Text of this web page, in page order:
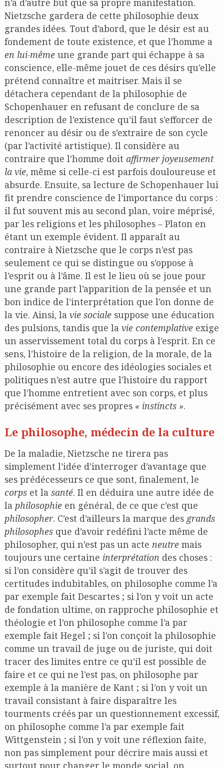
Nietzsche gardera de cette philosophie deux
grandes idées. Tout d’abord, que le désir est au
fondement de toute existence, et que l’homme a
en lui-mêmeune grande part qui échappe à sa
conscience, elle-même jouet de ces désirs qu’elle
prétend connaître et maitriser. Mais il se
détachera cependant de la philosophie de
Schopenhauer en refusant de conclure de sa
description de l’existence qu’il faut s’efforcer de
renoncer au désir ou de s’extraire de son cycle
(par l’activité artistique). Il considère au
contraire que l’homme doit affirmer joyeusement
la vie, même si celle-ci est parfois douloureuse et
absurde. Ensuite, sa lecture de Schopenhauer lui
fit prendre conscience de l’importance du corps :
il fut souvent mis au second plan, voire méprisé,
par les religions et les philosophes – Platon en
étant un exemple évident. Il apparaît au
contraire à Nietzsche que le corps n’est pas
seulement ce qui se distingue ou s’oppose à
l’esprit ou à l’âme. Il est le lieu où se joue pour
une grande part l’apparition de la pensée et un
bon indice de l’interprétation que l’on donne de
la vie. Ainsi, la vie socialesuppose une éducation
des pulsions, tandis que la vie contemplativeexige
un asservissement total du corps à l’esprit. En ce
sens, l’histoire de la religion, de la morale, de la
philosophie ou encore des idéologies sociales et
politiques n’est autre que l’histoire du rapport
que l’homme entretient avec son corps, et plus
précisément avec ses propres « instincts ».
Le philosophe, médecin de la culture
De la maladie, Nietzsche ne tirera pas
simplement l’idée d’interroger d’avantage que
ses prédécesseurs ce que sont, finalement, le
corpset la santé. Il en déduira une autre idée de
la philosophieen général, de ce que c’est que
philosopher. C’est d’ailleurs la marque des grands
philosophesque d’avoir redéfini l’acte même de
philosopher, qui n’est pas un acte neutremais
toujours une certaine interprétation des choses :
si l’on considère qu’il s’agit de trouver des
certitudes indubitables, on philosophe comme l’a
par exemple fait Descartes ; si l’on y voit un acte
de fondation ultime, on rapproche philosophie et
théologie et l’on philosophe comme l’a par
exemple fait Hegel ; si l’on conçoit la philosophie
comme un travail de juge ou de juriste, qui doit
tracer des limites entre ce qu’il est possible de
faire et ce qui ne l’est pas, on philosophe par
exemple à la manière de Kant ; si l’on y voit un
travail consistant à faire disparaître les
tourments créés par un questionnement excessif,
on philosophe comme l’a par exemple fait
Wittgenstein ; si l’on y voit une réflexion faite,
non pas simplement pour décrire mais aussi et
surtout pour changer le monde social, on